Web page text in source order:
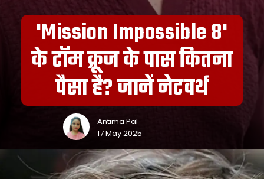
'Mission Impossible 8'
के टॉम क्रूज के पास कितना
पैसा है? जानें नेटवर्थ
Antima Pal
17 May 2025